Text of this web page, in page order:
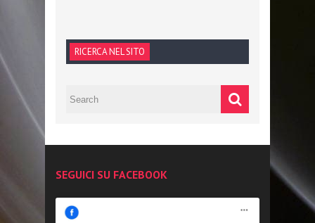
RICERCA NEL SITO
SEGUICI SU FACEBOOK